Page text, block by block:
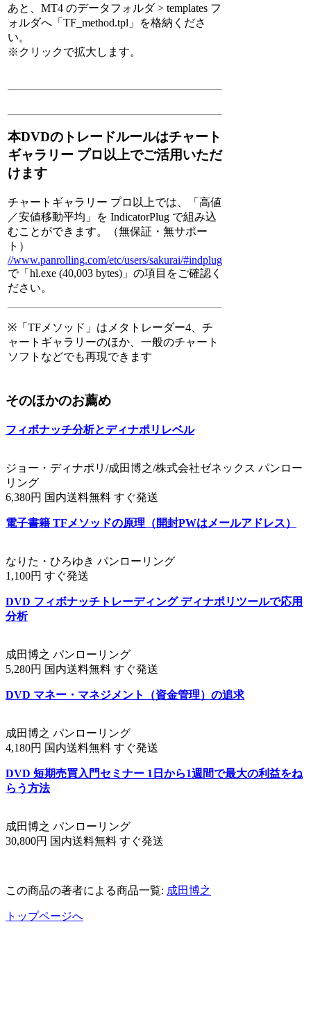
あと、MT4 のデータフォルダ > templates フ
ォルダへ「TF_method.tpl」を格納くださ
い。
※クリックで拡大します。
本DVDのトレードルールはチャート
ギャラリー プロ以上でご活用いただ
けます
チャートギャラリー プロ以上では、「高値
／安値移動平均」を IndicatorPlug で組み込
むことができます。（無保証・無サポー
ト）
//www.panrolling.com/etc/users/sakurai/#indplug
で「hl.exe (40,003 bytes)」の項目をご確認く
ださい。
※「TFメソッド」はメタトレーダー4、チ
ャートギャラリーのほか、一般のチャート
ソフトなどでも再現できます
そのほかのお薦め
フィボナッチ分析とディナポリレベル
ジョー・ディナポリ/成田博之/株式会社ゼネックス パンロー
リング
6,380円 国内送料無料 すぐ発送
電子書籍 TFメソッドの原理（開封PWはメールアドレス）
なりた・ひろゆき パンローリング
1,100円 すぐ発送
DVD フィボナッチトレーディング ディナポリツールで応用
分析
成田博之 パンローリング
5,280円 国内送料無料 すぐ発送
DVD マネー・マネジメント（資金管理）の追求
成田博之 パンローリング
4,180円 国内送料無料 すぐ発送
DVD 短期売買入門セミナー 1日から1週間で最大の利益をね
らう方法
成田博之 パンローリング
30,800円 国内送料無料 すぐ発送
この商品の著者による商品一覧: 成田博之
トップページへ